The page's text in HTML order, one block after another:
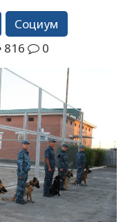
Социум
816 0